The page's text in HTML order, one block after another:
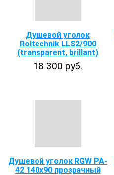
Душевой уголок
Roltechnik LLS2/900
(transparent, brillant)
18 300 руб.
Душевой уголок RGW PA-
42 140х90 прозрачный